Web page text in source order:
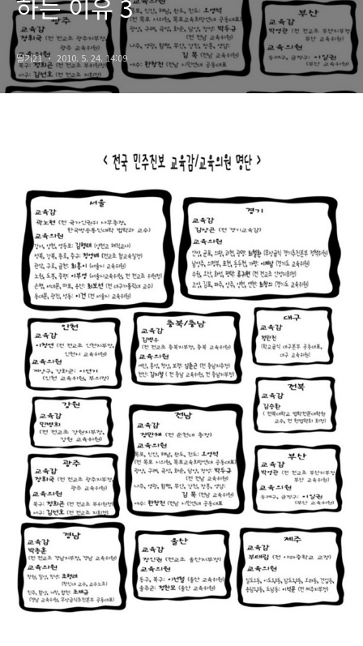
하는 이유 3
딸기21 2010. 5. 24. 14:09